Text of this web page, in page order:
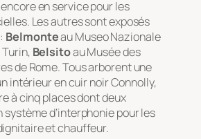
en service pour les
Les autres sont exposés
Belmonteau Museo Nazionale
Belsitoau Musée des
de Rome. Tous arborent une
intérieur en cuir noir Connolly,
à cinq places dont deux
d’interphonie pour les
et chauffeur.